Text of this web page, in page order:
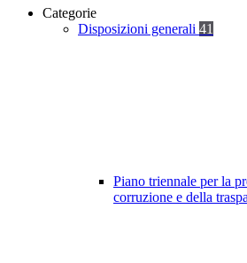
Categorie
Disposizioni generali 41
Piano triennale per la
corruzione e della